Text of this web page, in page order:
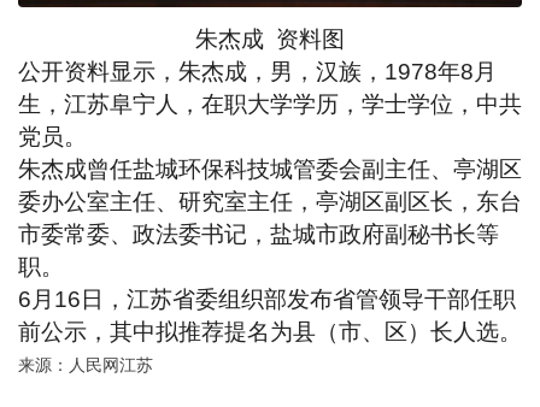
朱杰成 资料图
公开资料显示，朱杰成，男，汉族，1978年8月
生，江苏阜宁人，在职大学学历，学士学位，中共
党员。
朱杰成曾任盐城环保科技城管委会副主任、亭湖区
委办公室主任、研究室主任，亭湖区副区长，东台
市委常委、政法委书记，盐城市政府副秘书长等
职。
6月16日，江苏省委组织部发布省管领导干部任职
前公示，其中拟推荐提名为县（市、区）长人选。
来源：人民网江苏